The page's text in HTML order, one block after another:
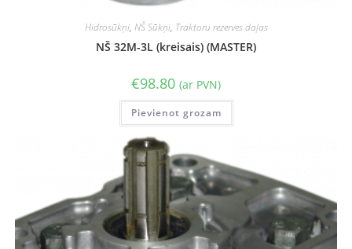
Hidrosūkņi, NŠ Sūkņi, Traktoru rezerves daļas
NŠ 32M-3L (kreisais) (MASTER)
€98.80 (ar PVN)
Pievienot grozam